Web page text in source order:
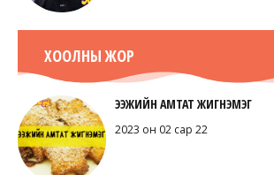
ХООЛНЫ ЖОР
ЭЭЖИЙН АМТАТ ЖИГНЭМЭГ
2023 он 02 сар 22